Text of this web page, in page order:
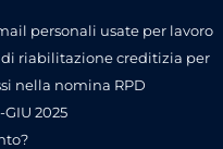
personali usate per lavoro
di riabilitazione creditizia per
nella nomina RPD
2025